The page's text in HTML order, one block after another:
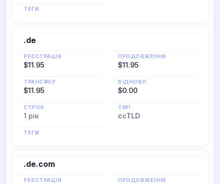
ТЕГИ
.de
РЕЄСТРАЦІЯ
$11.95
ПРОДОВЖЕННЯ
$11.95
ТРАНСФЕР
$11.95
ВІДНОВЛ.
$0.00
СТРОК
1 рік
ТИП
ccTLD
ТЕГИ
.de.com
РЕЄСТРАЦІЯ ПРОДОВЖЕННЯ